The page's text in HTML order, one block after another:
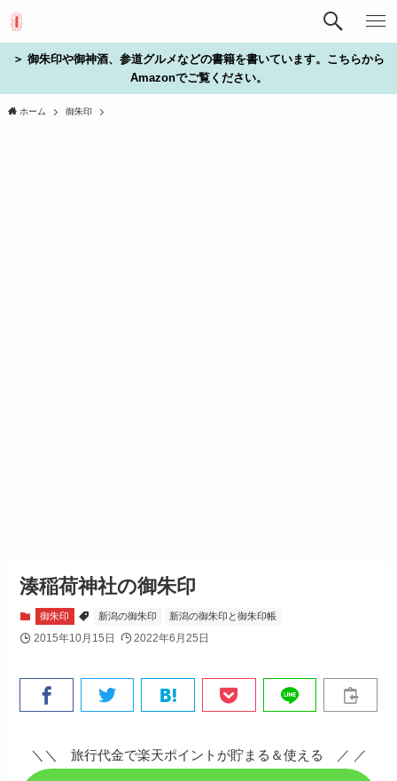
＞ 御朱印や御神酒、参道グルメなどの書籍を書いています。こちらから
Amazonでご覧ください。
ホーム 御朱印
湊稲荷神社の御朱印
御朱印 新潟の御朱印 新潟の御朱印と御朱印帳
2015年10月15日 2022年6月25日
＼＼ 旅行代金で楽天ポイントが貯まる＆使える ／ ／